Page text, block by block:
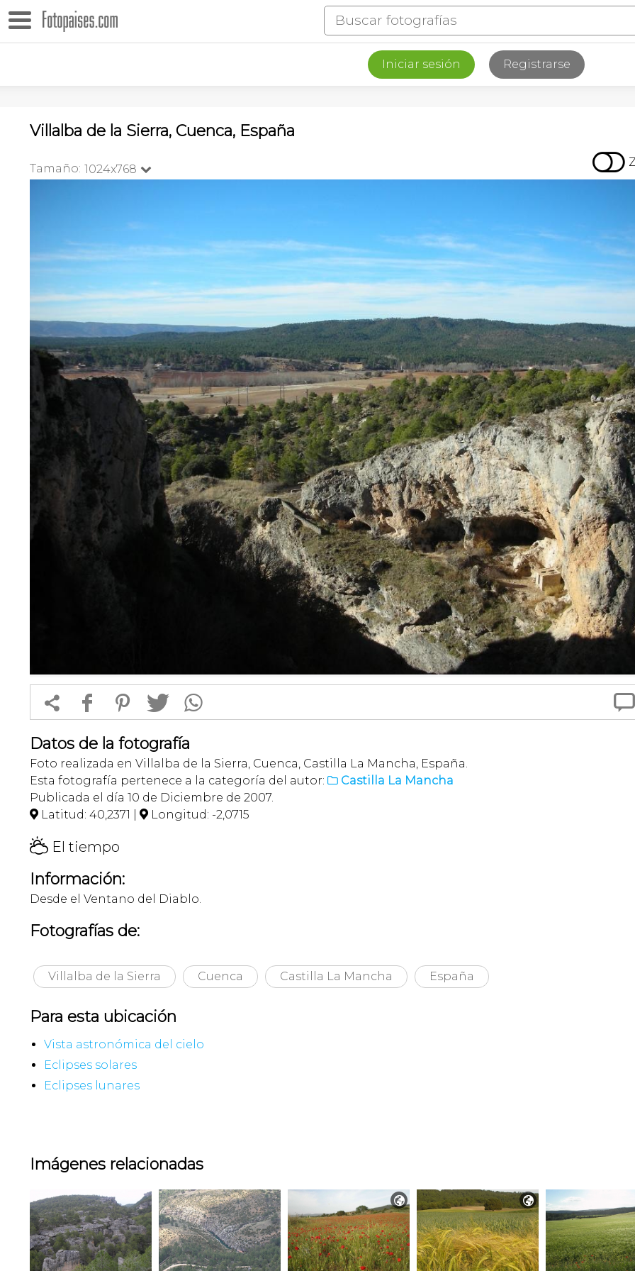
Iniciar sesión Registrarse
Villalba de la Sierra, Cuenca, España
Tamaño: 1024x768  
 f 1 T  
Datos de la fotografía
Foto realizada en Villalba de la Sierra, Cuenca, Castilla La Mancha, España.
Esta fotografía pertenece a la categoría del autor:  Castilla La Mancha
Publicada el día 10 de Diciembre de 2007.
 Latitud: 40,2371 |  Longitud: -2,0715
H El tiempo
Información:
Desde el Ventano del Diablo.
Fotografías de:
Villalba de la Sierra Cuenca Castilla La Mancha España
Para esta ubicación
Vista astronómica del cielo
Eclipses solares
Eclipses lunares
Imágenes relacionadas
 